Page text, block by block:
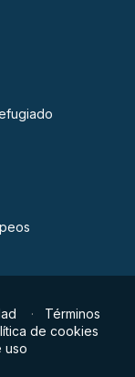
Términos
de cookies
uso